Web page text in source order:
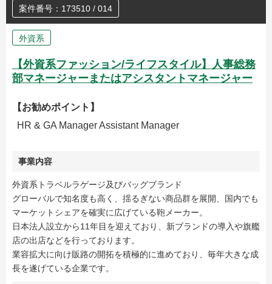
案件番号：173510 / 014
外資系
【外資系ファッション/ライフスタイル】人事総務
部マネージャーまたはアシスタントマネージャー
【お勧めポイント】
HR & GA Manager Assistant Manager
事業内容
外資系トラベルラゲージ及びバッグブランド
グローバルで知名度も高く、揺るぎない商品群を展開、国内でも
マーケットシェアを確実に広げている鞄メーカー。
日本法人設立から11年目を迎えており、新ブランドの導入や旗艦
店の出店などを行っております。
業容拡大に向け販路の開拓を積極的に進めており、毎年大きな成
長を遂げている企業です。